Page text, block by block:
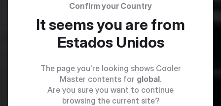
Confirm your Country
It seems you are from
Estados Unidos
The page you're looking shows Cooler
Master contents for global.
Are you sure you want to continue
browsing the current site?